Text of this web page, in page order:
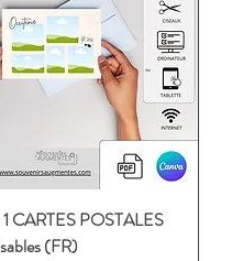
CARTES POSTALES
(FR)